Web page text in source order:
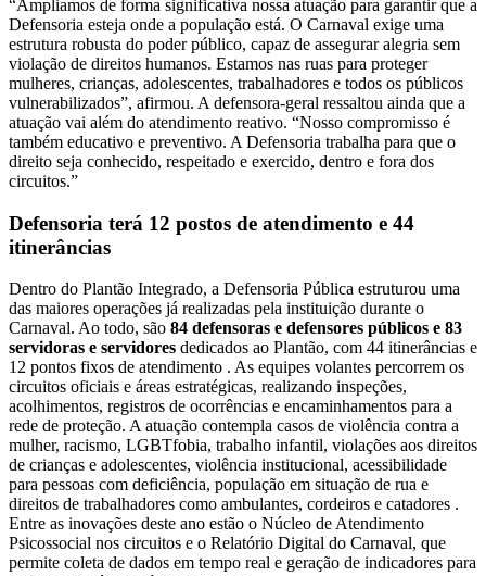
“Ampliamos de forma significativa nossa atuação para garantir que a
Defensoria esteja onde a população está. O Carnaval exige uma
estrutura robusta do poder público, capaz de assegurar alegria sem
violação de direitos humanos. Estamos nas ruas para proteger
mulheres, crianças, adolescentes, trabalhadores e todos os públicos
vulnerabilizados”, afirmou. A defensora-geral ressaltou ainda que a
atuação vai além do atendimento reativo. “Nosso compromisso é
também educativo e preventivo. A Defensoria trabalha para que o
direito seja conhecido, respeitado e exercido, dentro e fora dos
circuitos.”
Defensoria terá 12 postos de atendimento e 44
itinerâncias
Dentro do Plantão Integrado, a Defensoria Pública estruturou uma
das maiores operações já realizadas pela instituição durante o
Carnaval. Ao todo, são 84 defensoras e defensores públicos e 83
servidoras e servidores dedicados ao Plantão, com 44 itinerâncias e
12 pontos fixos de atendimento . As equipes volantes percorrem os
circuitos oficiais e áreas estratégicas, realizando inspeções,
acolhimentos, registros de ocorrências e encaminhamentos para a
rede de proteção. A atuação contempla casos de violência contra a
mulher, racismo, LGBTfobia, trabalho infantil, violações aos direitos
de crianças e adolescentes, violência institucional, acessibilidade
para pessoas com deficiência, população em situação de rua e
direitos de trabalhadores como ambulantes, cordeiros e catadores .
Entre as inovações deste ano estão o Núcleo de Atendimento
Psicossocial nos circuitos e o Relatório Digital do Carnaval, que
permite coleta de dados em tempo real e geração de indicadores para